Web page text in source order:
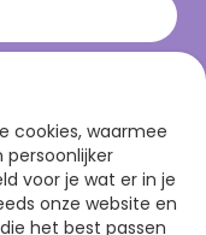
cookies, waarmee
persoonlijker
voor je wat er in je
onze website en
het best passen